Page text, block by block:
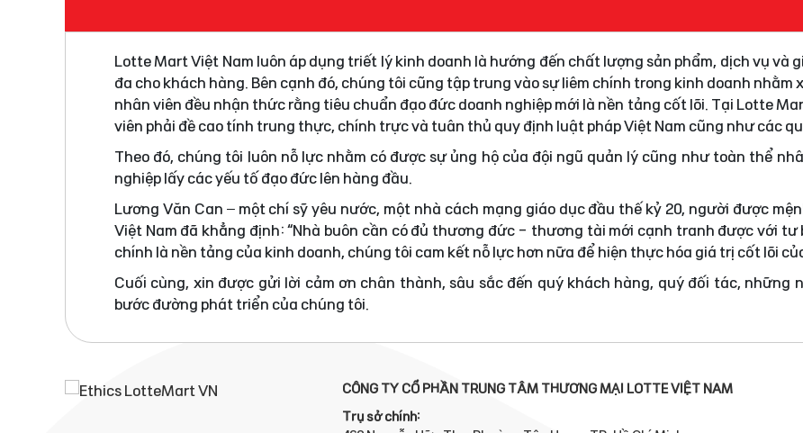
Lotte Mart Việt Nam luôn áp dụng triết lý kinh doanh là hướng đến chất lượng sản phẩm, dịch vụ và
đa cho khách hàng. Bên cạnh đó, chúng tôi cũng tập trung vào sự liêm chính trong kinh doanh nhằm
nhân viên đều nhận thức rằng tiêu chuẩn đạo đức doanh nghiệp mới là nền tảng cốt lõi. Tại Lotte
viên phải đề cao tính trung thực, chính trực và tuân thủ quy định luật pháp Việt Nam cũng như các
Theo đó, chúng tôi luôn nỗ lực nhằm có được sự ủng hộ của đội ngũ quản lý cũng như toàn thể
nghiệp lấy các yếu tố đạo đức lên hàng đầu.
Lương Văn Can – một chí sỹ yêu nước, một nhà cách mạng giáo dục đầu thế kỷ 20, người được
Việt Nam đã khẳng định: “Nhà buôn cần có đủ thương đức - thương tài mới cạnh tranh được với tư
chính là nền tảng của kinh doanh, chúng tôi cam kết nỗ lực hơn nữa để hiện thực hóa giá trị cốt lõi
Cuối cùng, xin được gửi lời cảm ơn chân thành, sâu sắc đến quý khách hàng, quý đối tác, những
bước đường phát triển của chúng tôi.
CÔNG TY CỔ PHẦN TRUNG TÂM THƯƠNG MẠI LOTTE VIỆT NAM
Trụ sở chính: